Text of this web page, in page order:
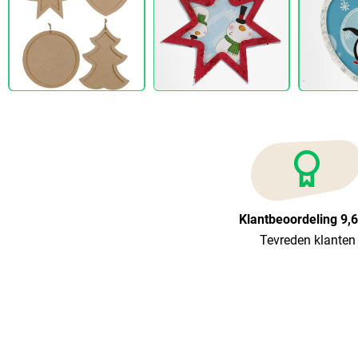
Klantbeoordeling
Tevreden klanten